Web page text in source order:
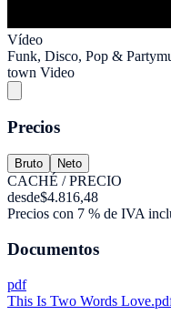
Vídeo
Funk, Disco, Pop &
town Video
Precios
Bruto Neto
CACHÉ / PRECIO
desde$4.816,48
Precios con 7 % de IVA
Documentos
pdf
This Is Two Words